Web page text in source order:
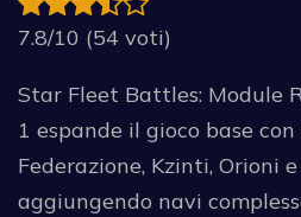
7.8/10 (54 voti)
Star Fleet Battles: Module
1 espande il gioco base
Federazione, Kzinti, Orioni
aggiungendo navi